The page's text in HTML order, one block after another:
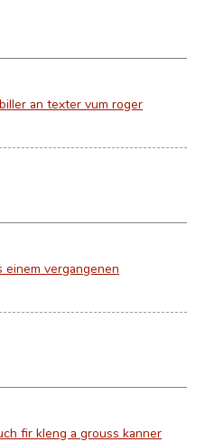
an texter vum roger
einem vergangenen
fir kleng a grouss kanner